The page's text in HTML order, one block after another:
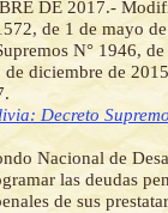
DE 2017.-
de 1 de mayo
N° 1946,
de diciembre de
Decreto
Nacional de
las deudas
de sus